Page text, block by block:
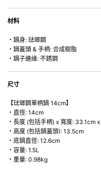
材料
・鍋身: 琺瑯鋼
・鍋蓋頭 & 手柄: 合成樹脂
・鍋子邊緣: 不銹鋼
尺寸
【琺瑯鋼單柄鍋 14cm】
・直徑: 14cm
・長度 (包括手柄) x 寬度: 33.1cm
・高度 (包括鍋蓋頭): 13.5cm
・底鍋直徑: 12.6cm
・容量: 1.5L
・重量: 0.98kg